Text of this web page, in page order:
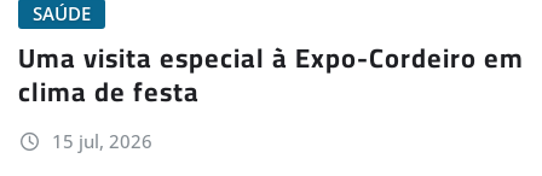
SAÚDE
Uma visita especial à Expo-Cordeiro em
clima de festa
15 jul, 2026